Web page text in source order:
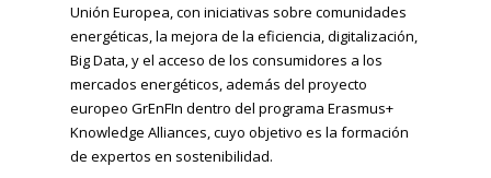
Unión Europea, con iniciativas sobre comunidades
energéticas, la mejora de la eficiencia, digitalización,
Big Data, y el acceso de los consumidores a los
mercados energéticos, además del proyecto
europeo GrEnFIn dentro del programa Erasmus+
Knowledge Alliances, cuyo objetivo es la formación
de expertos en sostenibilidad.